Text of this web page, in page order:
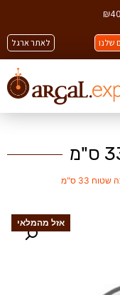
שלנו לאתר ארגל
33 ס"מ
אזל מהמלאי